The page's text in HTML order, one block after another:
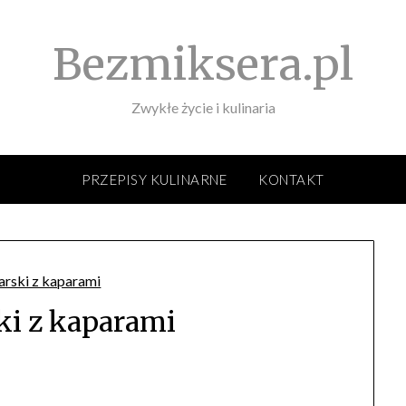
Bezmiksera.pl
Zwykłe życie i kulinaria
PRZEPISY KULINARNE KONTAKT
z kaparami